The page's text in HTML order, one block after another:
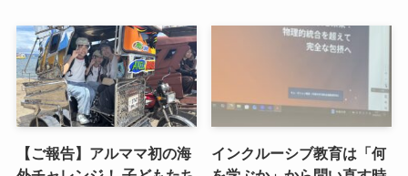
【ご報告】アルママ初の海
インクルーシブ教育は「何